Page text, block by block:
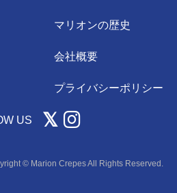
マリオンの歴史
会社概要
プライバシーポリシー
US
© Marion Crepes All Rights Reserved.